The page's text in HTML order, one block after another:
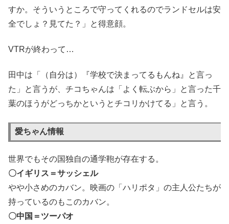
すか。そういうところで守ってくれるのでランドセルは安
全でしょ？見てた？」と得意顔。
VTRが終わって…
田中は「（自分は）『学校で決まってるもんね』と言っ
た」と言うが、チコちゃんは「よく転ぶから」と言った千
葉のほうがどっちかというとチコリかけてる」と言う。
愛ちゃん情報
世界でもその国独自の通学鞄が存在する。
〇イギリス＝サッシェル
やや小さめのカバン。映画の「ハリポタ」の主人公たちが
持っているのもこのカバン。
〇中国＝ツーパオ